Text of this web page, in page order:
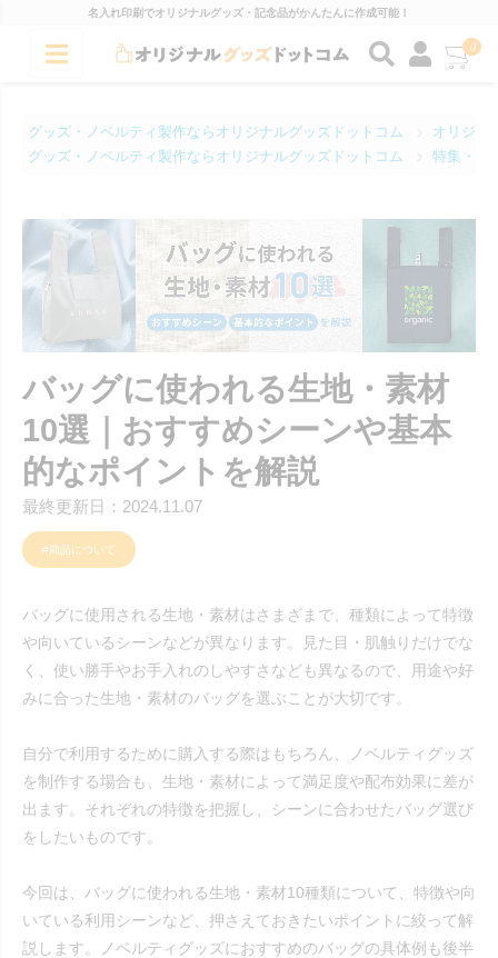
名入れ印刷でオリジナルグッズ・記念品がかんたんに作成可能！
0
グッズ・ノベルティ製作ならオリジナルグッズドットコム
オリジナ
グッズ・ノベルティ製作ならオリジナルグッズドットコム
特集・コ
バッグに使われる生地・素材
10選｜おすすめシーンや基本
的なポイントを解説
最終更新日：2024.11.07
#商品について
バッグに使用される生地・素材はさまざまで、種類によって特徴
や向いているシーンなどが異なります。見た目・肌触りだけでな
く、使い勝手やお手入れのしやすさなども異なるので、用途や好
みに合った生地・素材のバッグを選ぶことが大切です。
自分で利用するために購入する際はもちろん、ノベルティグッズ
を制作する場合も、生地・素材によって満足度や配布効果に差が
出ます。それぞれの特徴を把握し、シーンに合わせたバッグ選び
をしたいものです。
今回は、バッグに使われる生地・素材10種類について、特徴や向
いている利用シーンなど、押さえておきたいポイントに絞って解
説します。ノベルティグッズにおすすめのバッグの具体例も後半